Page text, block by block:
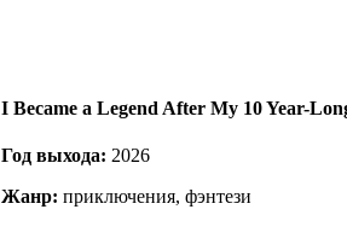
I Became a Legend After My 10 Year-
Год выхода: 2026
Жанр: приключения, фэнтези